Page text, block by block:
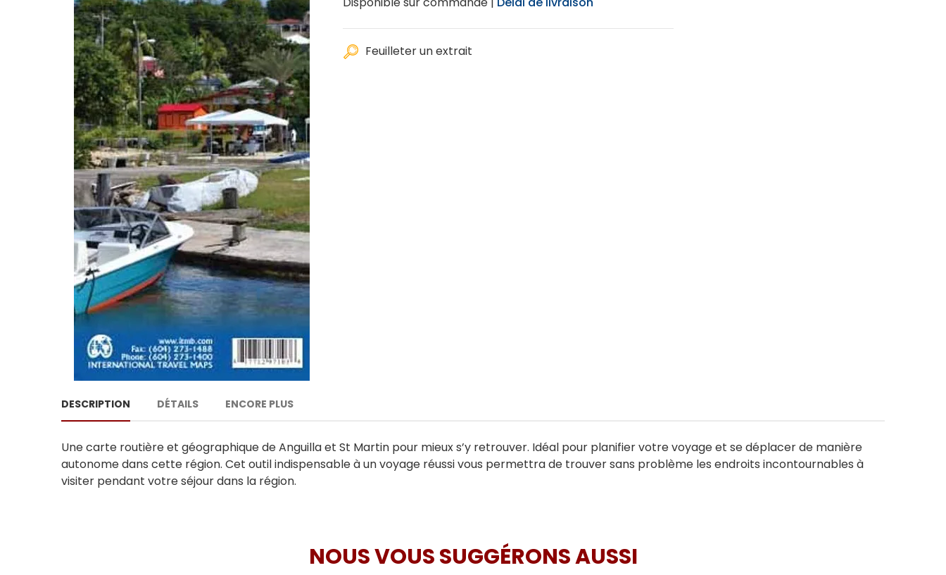
Feuilleter un extrait
DESCRIPTION DÉTAILS ENCORE PLUS
Une carte routière et géographique de Anguilla et St Martin pour mieux s’y retrouver. Idéal pour planifier votre voyage et se déplacer de manière
autonome dans cette région. Cet outil indispensable à un voyage réussi vous permettra de trouver sans problème les endroits incontournables à
visiter pendant votre séjour dans la région.
NOUS VOUS SUGGÉRONS AUSSI